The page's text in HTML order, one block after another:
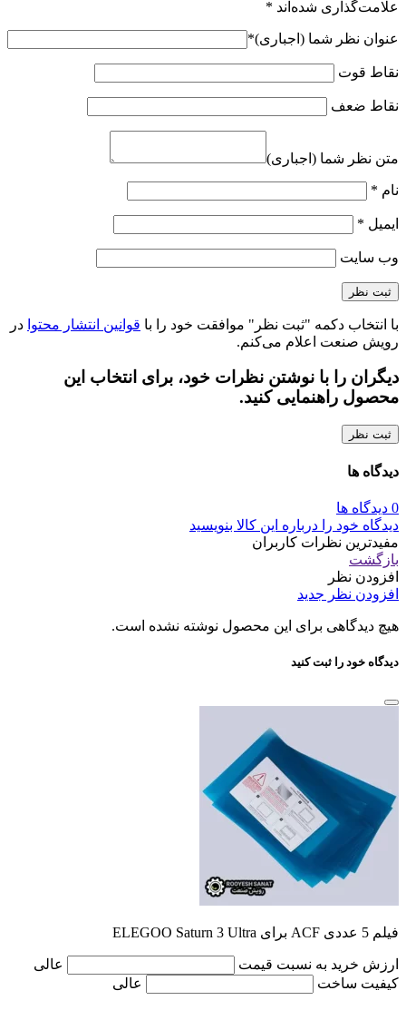
علامت‌گذاری شده‌اند *
عنوان نظر شما (اجباری)*
نقاط قوت
نقاط ضعف
متن نظر شما (اجباری)
نام *
ایمیل *
وب‌ سایت
با انتخاب دکمه "ثبت نظر" موافقت خود را با قوانین انتشار محتوا در
رویش صنعت اعلام می‌کنم.
دیگران را با نوشتن نظرات خود، برای انتخاب این
محصول راهنمایی کنید.
ثبت نظر
دیدگاه ها
0 دیدگاه ها
دیدگاه خود را درباره این کالا بنویسید
مفیدترین نظرات کاربران
بازگشت
افزودن نظر
افزودن نظر جدید
هیچ دیدگاهی برای این محصول نوشته نشده است.
دیدگاه خود را ثبت کنید
فیلم 5 عددی ACF برای ELEGOO Saturn 3 Ultra
ارزش خرید به نسبت قیمت
عالی
کیفیت ساخت
عالی